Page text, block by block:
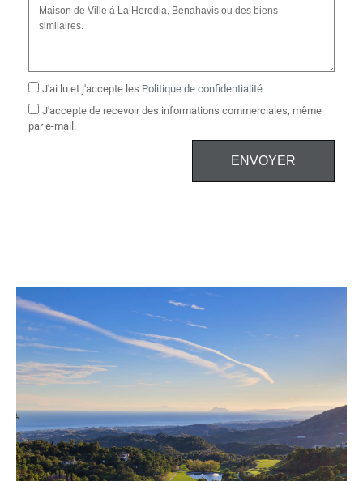
J'ai lu et j'accepte les Politique de confidentialité
J'accepte de recevoir des informations commerciales, même
par e-mail.
ENVOYER